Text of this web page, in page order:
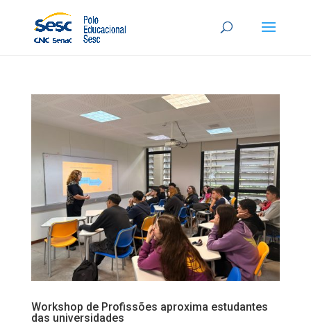
Workshop de Profissões aproxima estudantes
das universidades